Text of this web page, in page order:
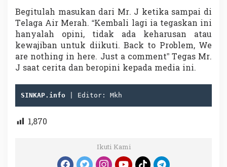
Begitulah masukan dari Mr. J ketika sampai di
Telaga Air Merah. “Kembali lagi ia tegaskan ini
hanyalah opini, tidak ada keharusan atau
kewajiban untuk diikuti. Back to Problem, We
are nothing in here. Just a comment” Tegas Mr.
J saat cerita dan beropini kepada media ini.
SINKAP.info | Editor: Mkh
1,870
Ikuti Kami